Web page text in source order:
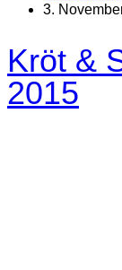
3.
Kröt &
2015